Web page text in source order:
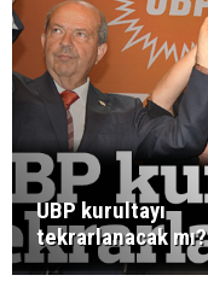
UBP kurultayı
tekrarlanacak mı?